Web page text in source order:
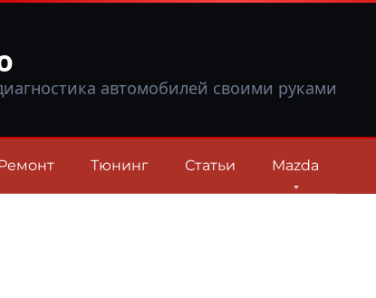
автомобилей своими руками
Ремонт Тюнинг Статьи Mazda